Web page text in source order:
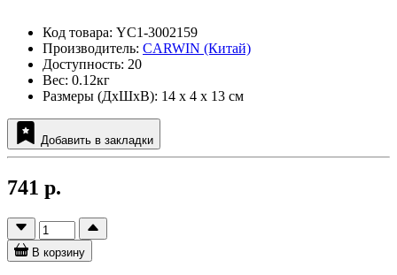
Код товара: YC1-3002159
Производитель: CARWIN (Китай)
Доступность: 20
Вес: 0.12кг
Размеры (ДxШxВ): 14 x 4 x 13 см
Добавить в закладки
741 р.
В корзину